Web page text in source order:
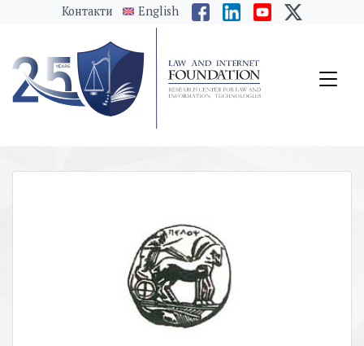
messages.Skip to main content
Контакти English